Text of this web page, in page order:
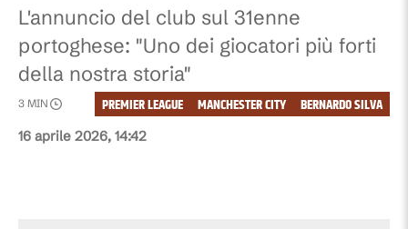
L'annuncio del club sul 31enne
portoghese: "Uno dei giocatori più forti
della nostra storia"
16 aprile 2026, 14:42
3 MIN BERNARDO SILVA
MANCHESTER CITY
PREMIER LEAGUE